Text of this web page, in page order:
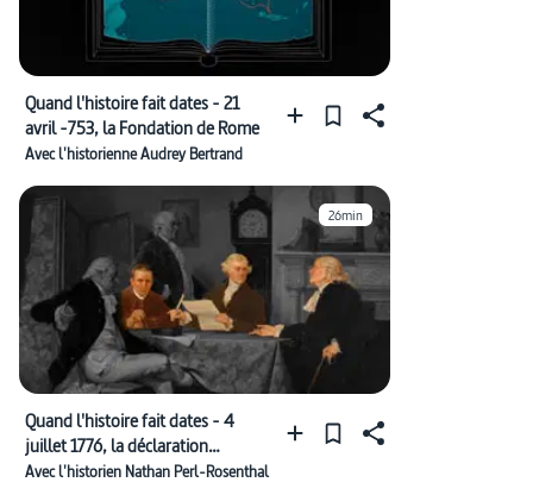
Quand l'histoire fait dates - 21
avril -753, la Fondation de Rome
Avec l'historienne Audrey Bertrand
26min
Quand l'histoire fait dates - 4
juillet 1776, la déclaration
d’indépendance américaine
Avec l'historien Nathan Perl-Rosenthal